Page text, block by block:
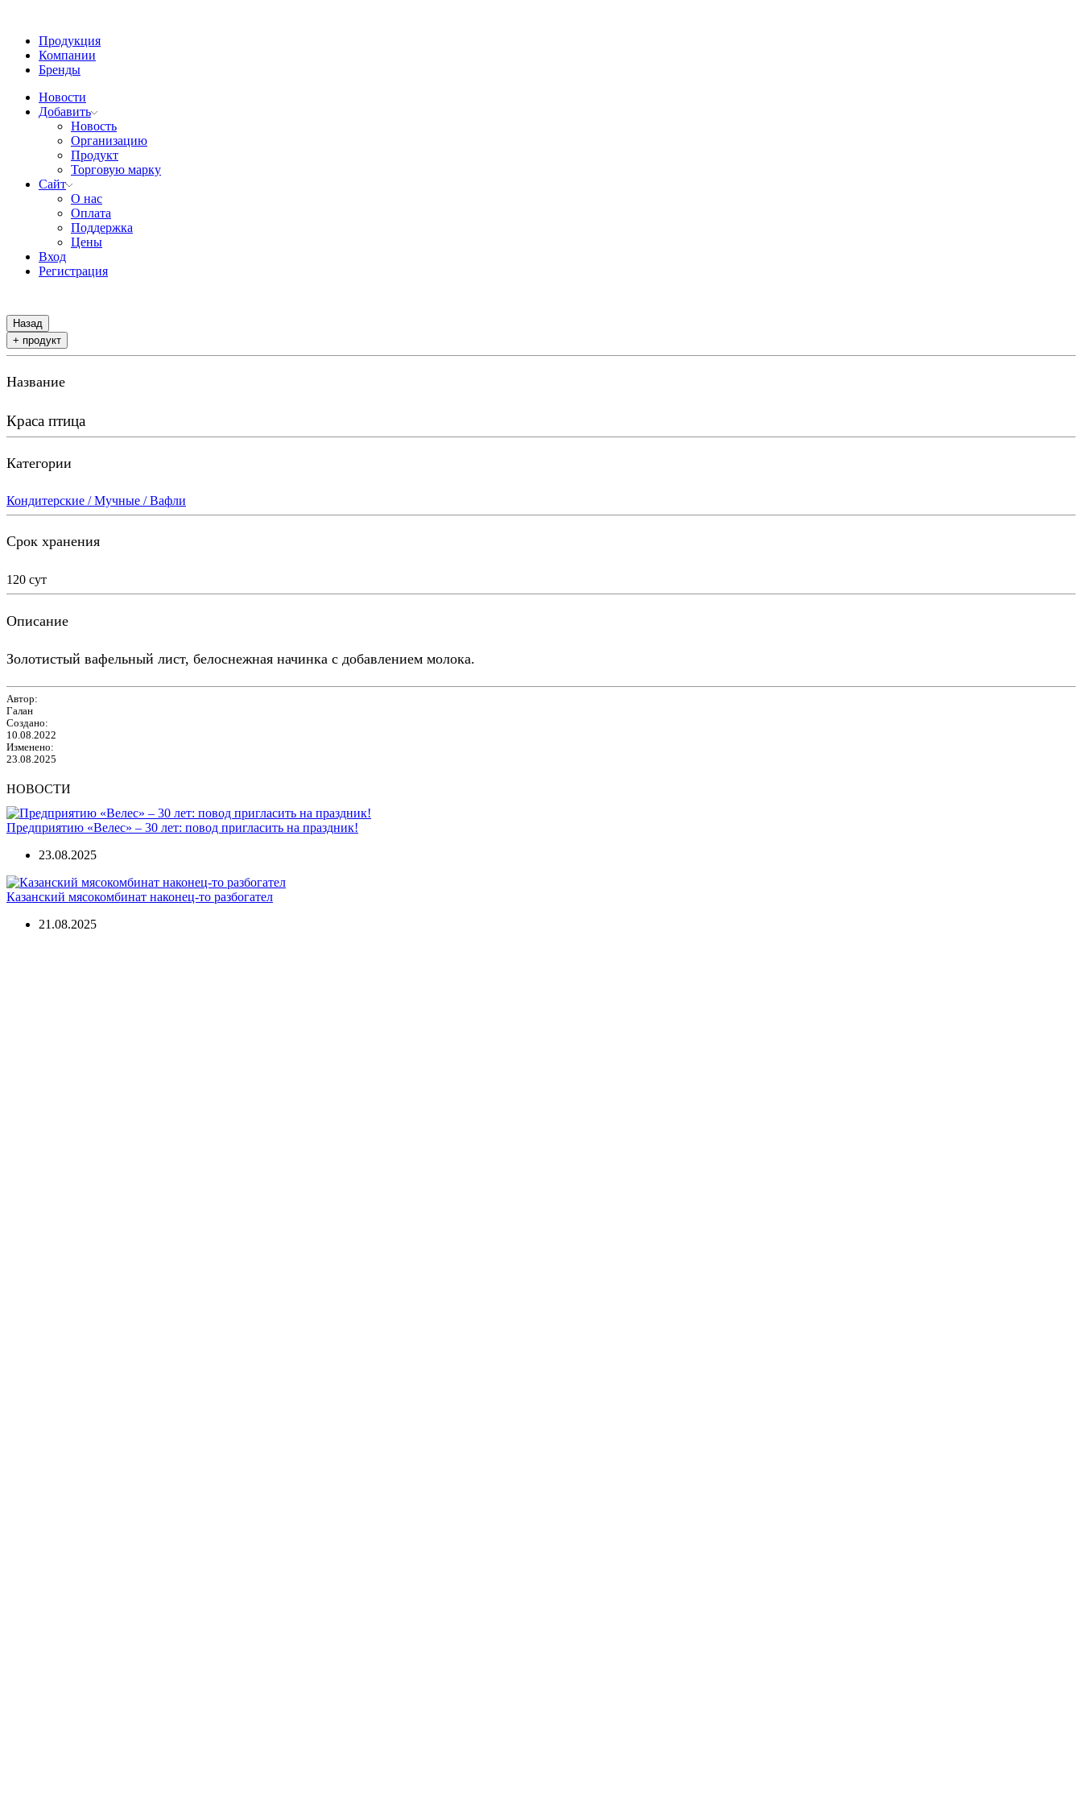
Продукция
Компании
Бренды
Новости
Добавить
Новость
Организацию
Продукт
Торговую марку
Сайт
О нас
Оплата
Поддержка
Цены
Вход
Регистрация
Назад
+ продукт
Название
Краса птица
Категории
Кондитерские / Мучные / Вафли
Срок хранения
120 сут
Описание
Золотистый вафельный лист, белоснежная начинка с добавлением молока.
Автор:
Галан
Создано:
10.08.2022
Изменено:
23.08.2025
НОВОСТИ
Предприятию «Велес» – 30 лет: повод пригласить на праздник!
23.08.2025
Казанский мясокомбинат наконец-то разбогател
21.08.2025